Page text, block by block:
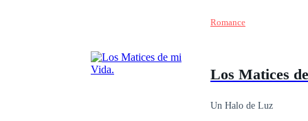
sobrevivir juntas?
Romance
Los Matices
Un Halo de Luz